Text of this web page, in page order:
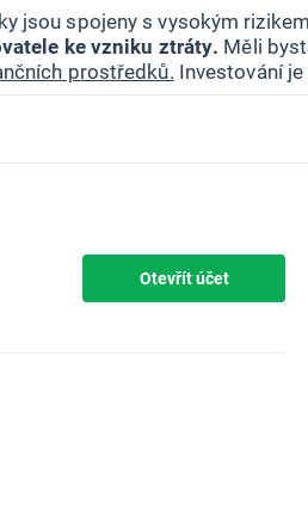
jsou spojeny s vysokým
ke vzniku ztráty. Měli
prostředků. Investování
Otevřít účet